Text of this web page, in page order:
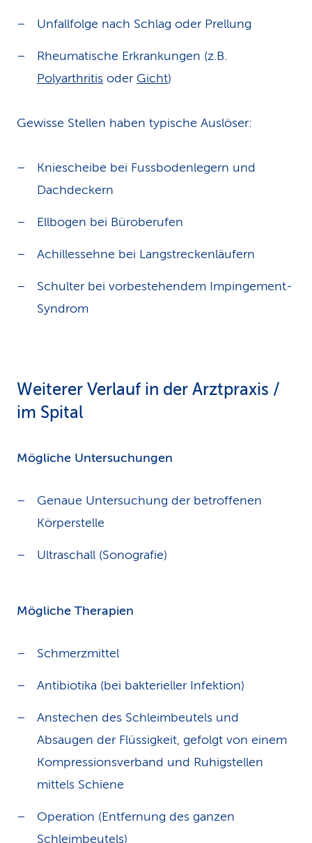
Unfallfolge nach Schlag oder Prellung
Rheumatische Erkrankungen (z.B.
Polyarthritis oder Gicht)
Gewisse Stellen haben typische Auslöser:
Kniescheibe bei Fussbodenlegern und
Dachdeckern
Ellbogen bei Büroberufen
Achillessehne bei Langstreckenläufern
Schulter bei vorbestehendem Impingement-
Syndrom
Weiterer Verlauf in der Arztpraxis /
im Spital
Mögliche Untersuchungen
Genaue Untersuchung der betroffenen
Körperstelle
Ultraschall (Sonografie)
Mögliche Therapien
Schmerzmittel
Antibiotika (bei bakterieller Infektion)
Anstechen des Schleimbeutels und
Absaugen der Flüssigkeit, gefolgt von einem
Kompressionsverband und Ruhigstellen
mittels Schiene
Operation (Entfernung des ganzen
Schleimbeutels)